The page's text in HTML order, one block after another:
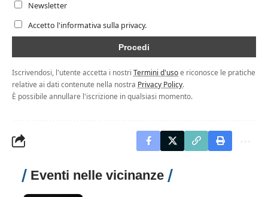
Newsletter
Accetto l'informativa sulla privacy.
Iscrivendosi, l'utente accetta i nostri Termini d'usoe riconosce le pratiche
relative ai dati contenute nella nostra Privacy Policy.
È possibile annullare l'iscrizione in qualsiasi momento.
Eventi nelle vicinanze